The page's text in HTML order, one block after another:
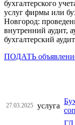
бухгалтерского
услуг фирмы или
Новгород:
внутренний аудит,
бухгалтерский
ПОДАТЬ
27.03.2025 услуга